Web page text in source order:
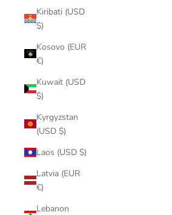
Kiribati (USD
$)
Kosovo (EUR
€)
Kuwait (USD
$)
Kyrgyzstan
(USD $)
Laos (USD $)
Latvia (EUR
€)
Lebanon